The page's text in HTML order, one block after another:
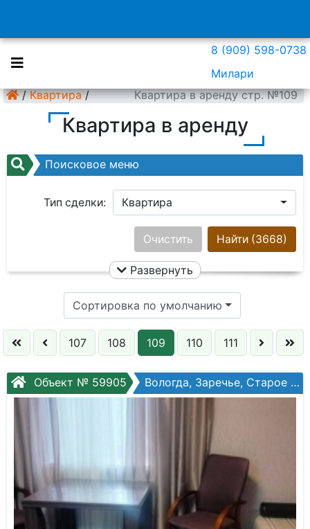
8 (909) 598-0738
Милари
/ Квартира / Квартира в аренду стр. №109
Квартира в аренду
Поисковое меню
Тип сделки: Квартира
Ничего не выбрано
Цена:
Кол. комнат:
Этаж:
Слово:
Найти (3668)
Очистить
Развернуть
Сортировка по умолчанию
107 108 109 110 111
Объект № 59905 Вологда, Заречье, Старое шоссе, №3а